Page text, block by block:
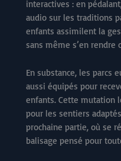
interactives : en
audio sur les traditions
enfants assimilent la
sans même s’en rendre
En substance, les parcs
aussi équipés pour
enfants. Cette mutation
pour les sentiers
prochaine partie, où se
balisage pensé pour